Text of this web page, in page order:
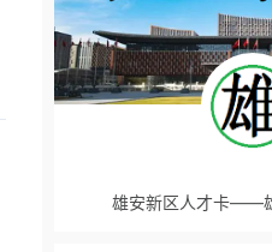
雄安新区人才卡——